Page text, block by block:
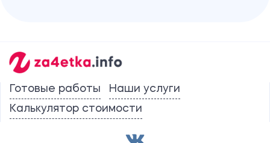
Готовые работы
Наши услуги
Калькулятор стоимости